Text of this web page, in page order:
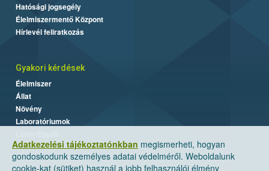
Adatkezelési tájékoztatónkban megismerheti, hogyan
gondoskodunk személyes adatai védelméről. Weboldalunk
cookie-kat (sütiket) használ a jobb felhasználói élmény
Hatósági jogsegély
Élelmiszermentő Központ
Hírlevél feliratkozás
Gyakori kérdések
Élelmiszer
Állat
Növény
Laboratóriumok